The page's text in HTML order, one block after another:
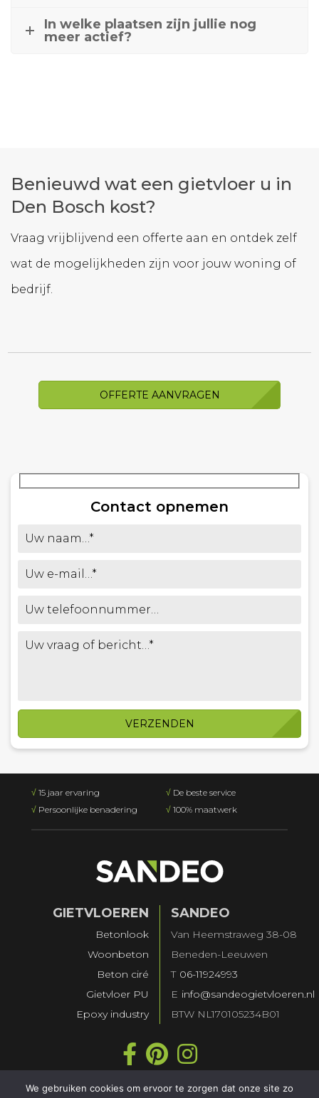
In welke plaatsen zijn jullie nog
meer actief?
Benieuwd wat een gietvloer u in
Den Bosch kost?
Vraag vrijblijvend een offerte aan en ontdek zelf
wat de mogelijkheden zijn voor jouw woning of
bedrijf.
OFFERTE AANVRAGEN
Contact opnemen
VERZENDEN
√ 15 jaar ervaring
√ Persoonlijke benadering
√ De beste service
√ 100% maatwerk
GIETVLOEREN
Betonlook
Woonbeton
Beton ciré
Gietvloer PU
Epoxy industry
SANDEO
Van Heemstraweg 38-08
Beneden-Leeuwen
T 06-11924993
E info@sandeogietvloeren.nl
BTW NL170105234B01
We gebruiken cookies om ervoor te zorgen dat onze site zo